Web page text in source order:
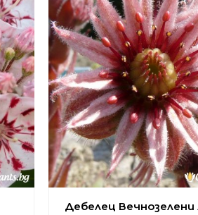
Дебелец Вечнозелени